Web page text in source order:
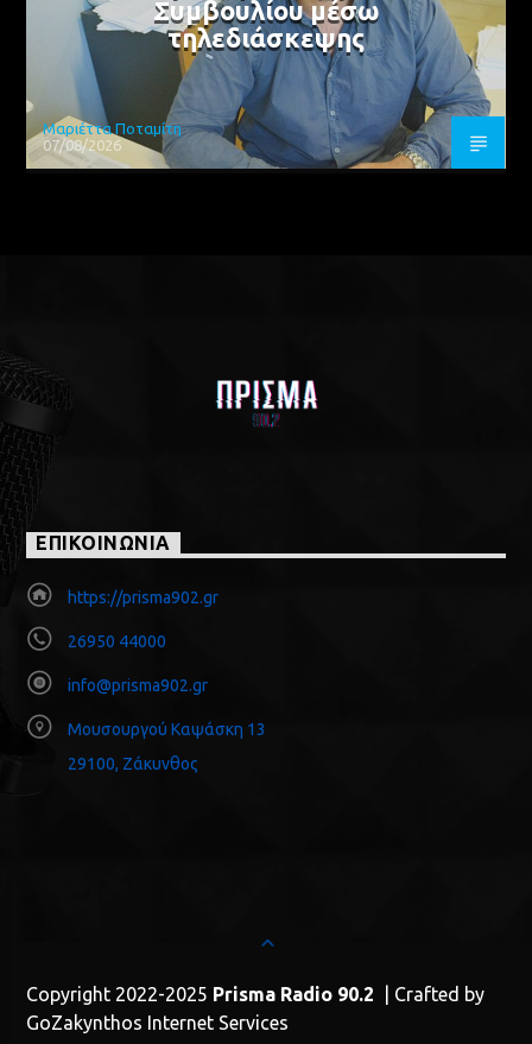
Συμβουλίου μέσω
τηλεδιάσκεψης
Μαριέττα Ποταμίτη
07/08/2026
ΕΠΙΚΟΙΝΩΝΙΑ
https://prisma902.gr
26950 44000
info@prisma902.gr
Μουσουργού Καψάσκη 13
29100, Ζάκυνθος
Copyright 2022-2025 Prisma Radio 90.2 | Crafted by
GoZakynthos Internet Services